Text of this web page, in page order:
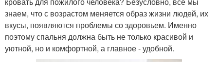
знаем, что с возрастом меняется образ жизни людей, их
вкусы, появляются проблемы со здоровьем. Именно
поэтому спальня должна быть не только красивой и
уютной, но и комфортной, а главное - удобной.